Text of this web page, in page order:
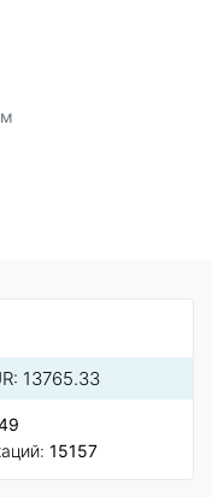
13765.33
15157